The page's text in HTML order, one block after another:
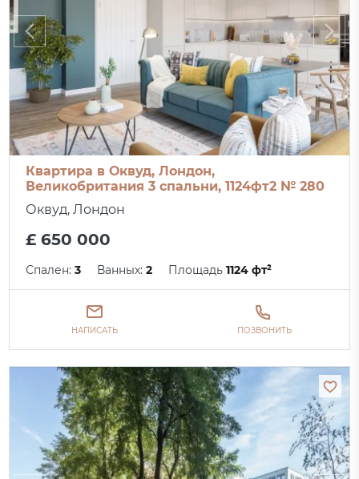
Квартира в Оквуд, Лондон,
Великобритания 3 спальни, 1124фт2 № 280
Оквуд, Лондон
£ 650 000
Спален:3 Ванных:2 Площадь1124 фт²
НАПИСАТЬ ПОЗВОНИТЬ